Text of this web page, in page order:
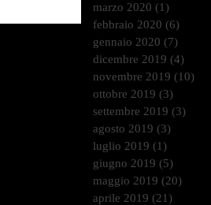
marzo 2020 (1)
febbraio 2020 (6)
gennaio 2020 (7)
dicembre 2019 (4)
novembre 2019 (10)
ottobre 2019 (3)
settembre 2019 (3)
agosto 2019 (3)
luglio 2019 (1)
giugno 2019 (5)
maggio 2019 (20)
aprile 2019 (21)